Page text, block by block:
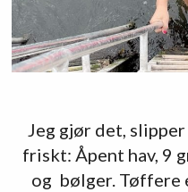
Jeg gjør det,
friskt: Åpent hav, 9
og bølger. Tøffere